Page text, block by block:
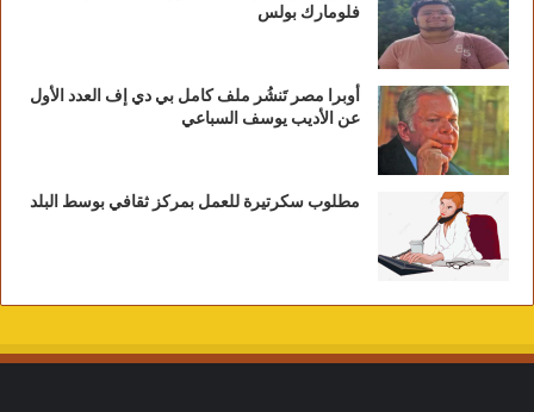
فلومارك بولس
أوبرا مصر تَنشُر ملف كامل بي دي إف العدد الأول
عن الأديب يوسف السباعي
مطلوب سكرتيرة للعمل بمركز ثقافي بوسط البلد